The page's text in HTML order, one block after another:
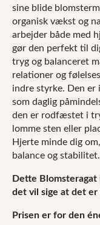
sine blide
organisk vækst og
arbejder både med
gør den perfekt til
tryg og balanceret
relationer og
indre styrke. Den er
som daglig
den er rodfæstet i
lomme sten eller
Hjerte minde dig
balance og stabilitet.
Dette
det vil sige at det
Prisen er for den